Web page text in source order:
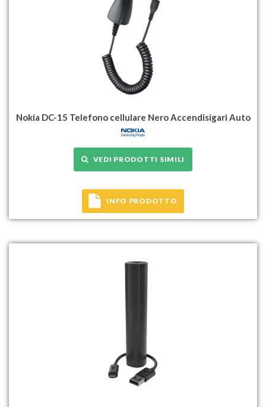
Nokia DC-15 Telefono cellulare Nero Accendisigari Auto
VEDI PRODOTTI SIMILI
INFO PRODOTTO